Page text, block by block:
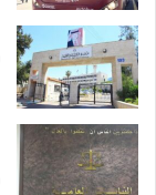
و
ظ
ف
ي
ه